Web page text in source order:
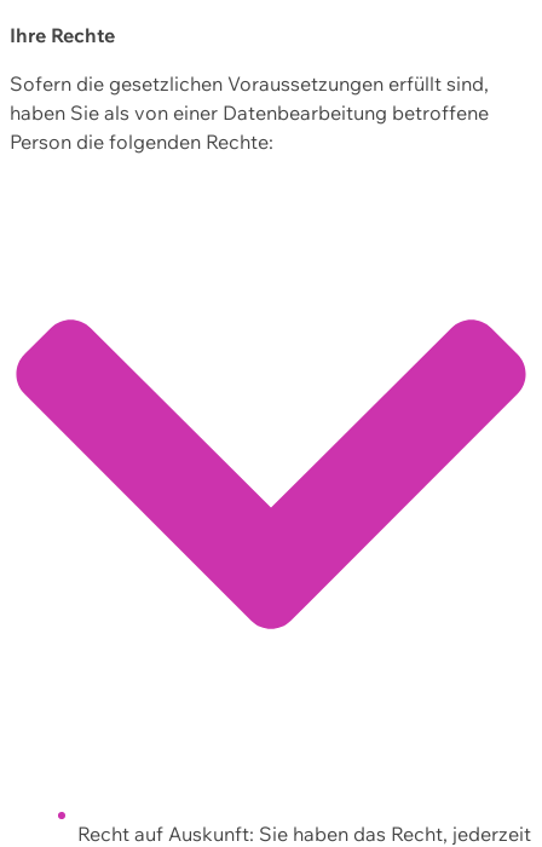
Ihre Rechte
Sofern die gesetzlichen Voraussetzungen erfüllt sind,
haben Sie als von einer Datenbearbeitung betroffene
Person die folgenden Rechte:
Recht auf Auskunft: Sie haben das Recht, jederzeit